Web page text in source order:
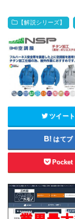
【解説シリーズ】
ツイート
はてブ
Pocket